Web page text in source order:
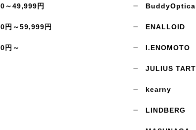
～49,999円
円～59,999円
円～
ENALLOID
I.ENOMOTO
JULIUS
kearny
LINDBERG